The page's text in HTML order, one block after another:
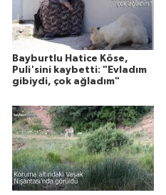
Bayburtlu Hatice Köse,
Puli'sini kaybetti: "Evladım
gibiydi, çok ağladım"